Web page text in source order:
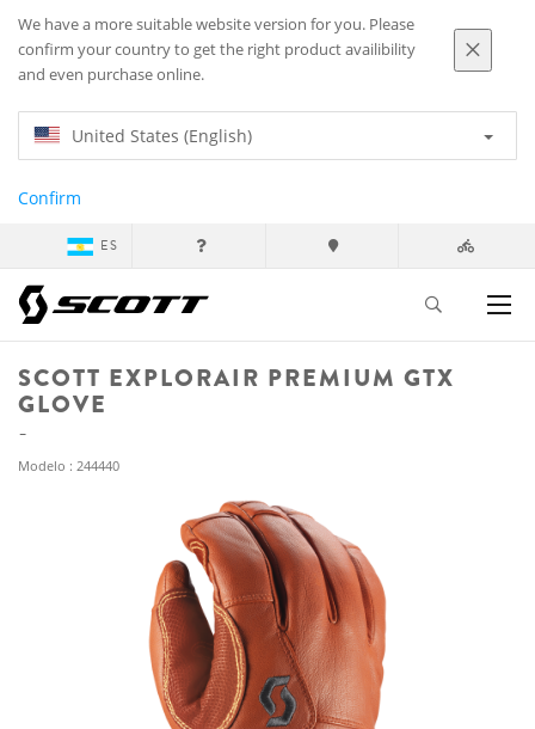
We have a more suitable website version for you. Please
confirm your country to get the right product availibility
and even purchase online.
United States (English)
Confirm
ES
SCOTT EXPLORAIR PREMIUM GTX
GLOVE
Modelo : 244440